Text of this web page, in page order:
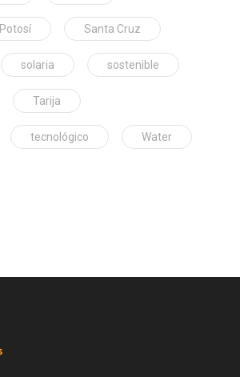
Potosí Santa Cruz
solaria sostenible
Tarija
tecnológico Water